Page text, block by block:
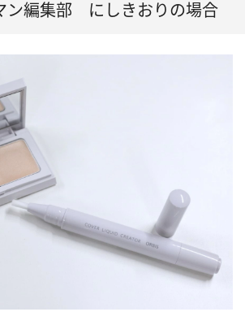
ン編集部 にしきおりの場合